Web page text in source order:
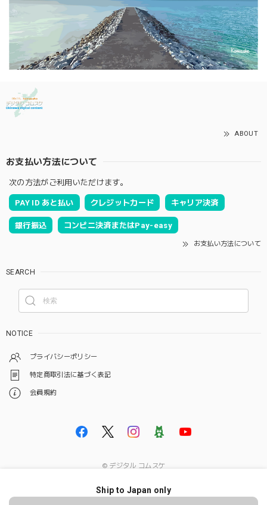
ABOUT
お支払い方法について
次の方法がご利用いただけます。
PAY ID あと払い クレジットカード キャリア決済
銀行振込 コンビニ決済またはPay-easy
お支払い方法について
SEARCH
NOTICE
プライバシーポリシー
特定商取引法に基づく表記
会員規約
© デジタル コムスケ
Ship to Japan only